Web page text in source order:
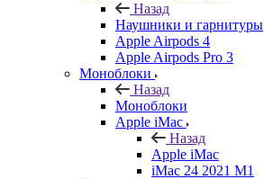
Назад
Наушники и гарнитуры
Apple Airpods 4
Apple Airpods Pro 3
Моноблоки
Назад
Моноблоки
Apple iMac
Назад
Apple iMac
iMac 24 2021 M1